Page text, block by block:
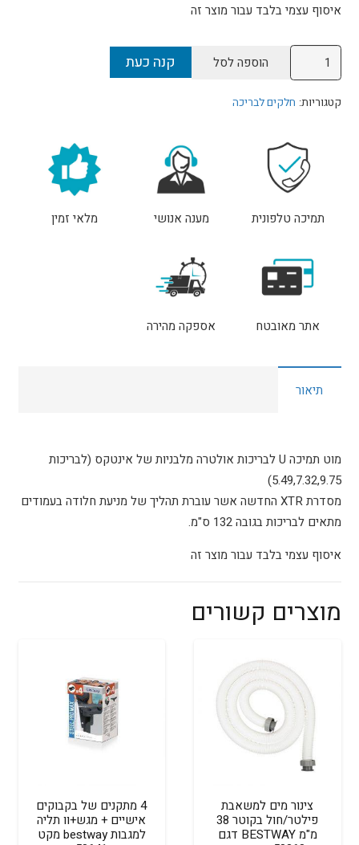
איסוף עצמי בלבד עבור מוצר זה
כמות
של
תומך
אולטרה
מלבניות
הוספה לסל קנה כעת
קטגוריות: חלקים לבריכה
תמיכה טלפונית מענה אנושי מלאי זמין
אתר מאובטח אספקה מהירה
תיאור
מוט תמיכה U לבריכות אולטרה מלבניות של אינטקס (לבריכות
5.49,7.32,9.75)
מסדרת XTR החדשה אשר עוברת תהליך של מניעת חלודה בעמודים
מתאים לבריכות בגובה 132 ס"מ.
איסוף עצמי בלבד עבור מוצר זה
מוצרים קשורים
צינור מים למשאבת
פילטר/חול בקוטר 38
מ"מ BESTWAY דגם
4 מתקנים של בקבוקים
אישיים + מגש+וו תליה
למגבות bestway מקט